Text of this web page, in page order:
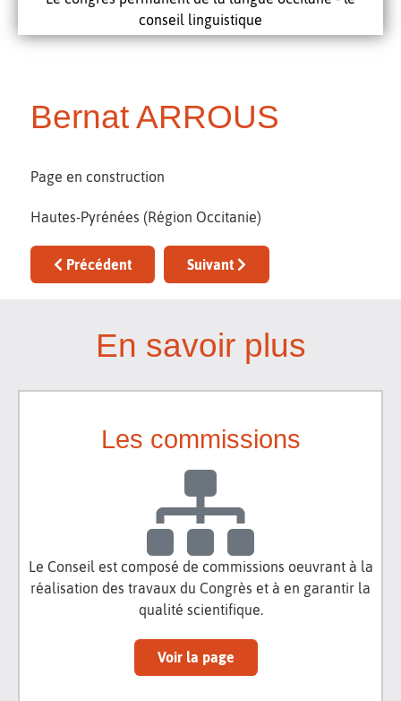
conseil linguistique
Bernat ARROUS
Page en construction
Hautes-Pyrénées (Région Occitanie)
Article précédent : Joan-Pèire BAQUIÉ
Précédent Article suivant : Dario AGHILANTE
Suivant
En savoir plus
Les commissions
Le Conseil est composé de commissions oeuvrant à la
réalisation des travaux du Congrès et à en garantir la
qualité scientifique.
Voir la page